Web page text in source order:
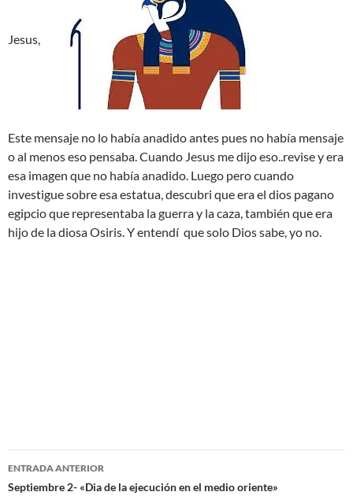
Jesus,
Este mensaje no lo había anadido antes pues no había mensaje
o al menos eso pensaba. Cuando Jesus me dijo eso..revise y era
esa imagen que no había anadido. Luego pero cuando
investigue sobre esa estatua, descubri que era el dios pagano
egipcio que representaba la guerra y la caza, también que era
hijo de la diosa Osiris. Y entendí que solo Dios sabe, yo no.
Navegación
de
ENTRADA ANTERIOR
Septiembre 2- «Dia de la ejecución en el medio oriente»